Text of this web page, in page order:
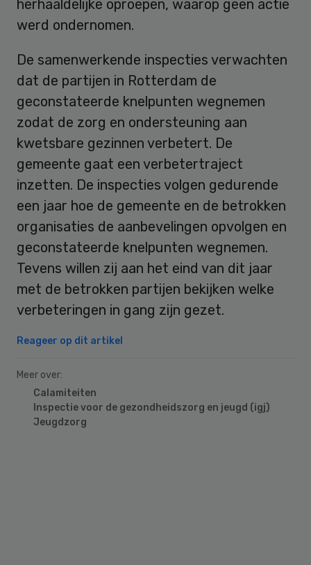
herhaaldelijke oproepen, waarop geen actie
werd ondernomen.
De samenwerkende inspecties verwachten
dat de partijen in Rotterdam de
geconstateerde knelpunten wegnemen
zodat de zorg en ondersteuning aan
kwetsbare gezinnen verbetert. De
gemeente gaat een verbetertraject
inzetten. De inspecties volgen gedurende
een jaar hoe de gemeente en de betrokken
organisaties de aanbevelingen opvolgen en
geconstateerde knelpunten wegnemen.
Tevens willen zij aan het eind van dit jaar
met de betrokken partijen bekijken welke
verbeteringen in gang zijn gezet.
Reageer op dit artikel
Meer over:
Calamiteiten
Inspectie voor de gezondheidszorg en jeugd (igj)
Jeugdzorg